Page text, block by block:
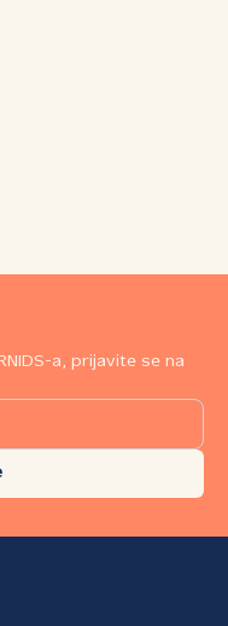
a, prijavite se na